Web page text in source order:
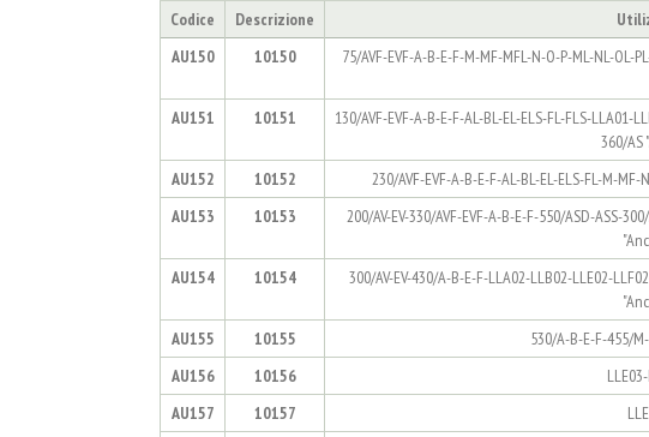
Codice Descrizione
AU150
10150
75/AVF-EVF-A-B-E-F-M-MF-MFL-N-O-P-ML-NL-
AU151 10151
130/AVF-EVF-A-B-E-F-AL-BL-EL-ELS-FL-FLS-
360/
AU152 10152 230/AVF-EVF-A-B-E-F-AL-BL-EL-ELS-FL-M-
AU153
10153
200/AV-EV-330/AVF-EVF-A-B-E-F-550/ASD-ASS-
AU154 10154
300/AV-EV-430/A-B-E-F-LLA02-LLB02-LLE02-
AU155 10155 530/A-B-E-F-455/
AU156
10156
AU157
10157